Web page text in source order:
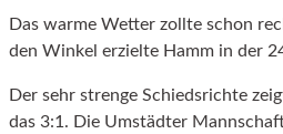
Das warme Wetter zollte schon
den Winkel erzielte Hamm in der
Der sehr strenge Schiedsrichte
das 3:1. Die Umstädter